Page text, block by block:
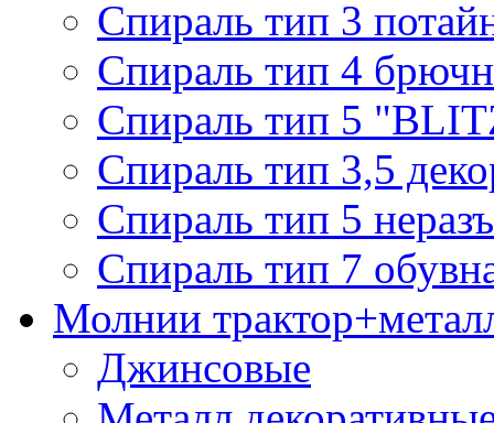
Спираль тип 3
Спираль тип 4
Спираль тип 5
Спираль тип 3,5
Спираль тип 5
Спираль тип 7
Молнии
Джинсовые